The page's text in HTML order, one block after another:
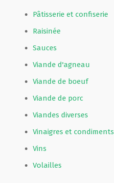
Pâtisserie et confiserie
Raisinée
Sauces
Viande d'agneau
Viande de boeuf
Viande de porc
Viandes diverses
Vinaigres et condiments
Vins
Volailles